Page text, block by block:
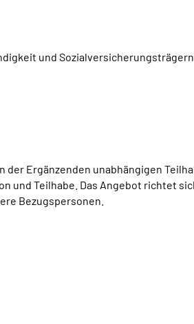
und
der Ergänzenden unabhängigen
und Teilhabe. Das Angebot richtet
Bezugspersonen.